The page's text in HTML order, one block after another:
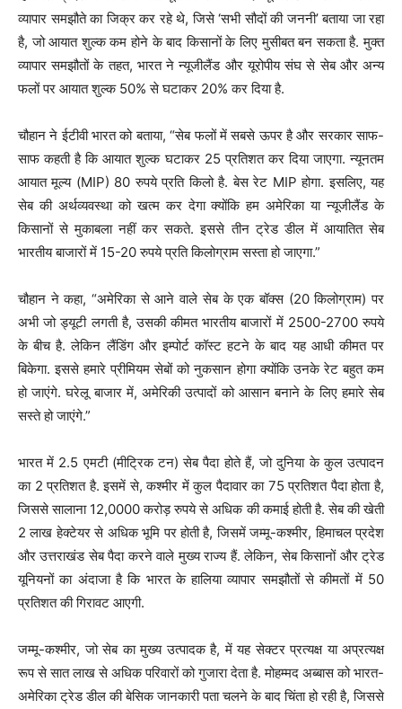
व्यापार समझौते का जिक्र कर रहे थे, जिसे ‘सभी सौदों की जननी’ बताया जा रहा
है, जो आयात शुल्क कम होने के बाद किसानों के लिए मुसीबत बन सकता है. मुक्त
व्यापार समझौतों के तहत, भारत ने न्यूजीलैंड और यूरोपीय संघ से सेब और अन्य
फलों पर आयात शुल्क 50% से घटाकर 20% कर दिया है.
चौहान ने ईटीवी भारत को बताया, “सेब फलों में सबसे ऊपर है और सरकार साफ-
साफ कहती है कि आयात शुल्क घटाकर 25 प्रतिशत कर दिया जाएगा. न्यूनतम
आयात मूल्य (MIP) 80 रुपये प्रति किलो है. बेस रेट MIP होगा. इसलिए, यह
सेब की अर्थव्यवस्था को खत्म कर देगा क्योंकि हम अमेरिका या न्यूजीलैंड के
किसानों से मुकाबला नहीं कर सकते. इससे तीन ट्रेड डील में आयातित सेब
भारतीय बाजारों में 15-20 रुपये प्रति किलोग्राम सस्ता हो जाएगा.”
चौहान ने कहा, “अमेरिका से आने वाले सेब के एक बॉक्स (20 किलोग्राम) पर
अभी जो ड्यूटी लगती है, उसकी कीमत भारतीय बाजारों में 2500-2700 रुपये
के बीच है. लेकिन लैंडिंग और इम्पोर्ट कॉस्ट हटने के बाद यह आधी कीमत पर
बिकेगा. इससे हमारे प्रीमियम सेबों को नुकसान होगा क्योंकि उनके रेट बहुत कम
हो जाएंगे. घरेलू बाजार में, अमेरिकी उत्पादों को आसान बनाने के लिए हमारे सेब
सस्ते हो जाएंगे.”
भारत में 2.5 एमटी (मीट्रिक टन) सेब पैदा होते हैं, जो दुनिया के कुल उत्पादन
का 2 प्रतिशत है. इसमें से, कश्मीर में कुल पैदावार का 75 प्रतिशत पैदा होता है,
जिससे सालाना 12,0000 करोड़ रुपये से अधिक की कमाई होती है. सेब की खेती
2 लाख हेक्टेयर से अधिक भूमि पर होती है, जिसमें जम्मू-कश्मीर, हिमाचल प्रदेश
और उत्तराखंड सेब पैदा करने वाले मुख्य राज्य हैं. लेकिन, सेब किसानों और ट्रेड
यूनियनों का अंदाजा है कि भारत के हालिया व्यापार समझौतों से कीमतों में 50
प्रतिशत की गिरावट आएगी.
जम्मू-कश्मीर, जो सेब का मुख्य उत्पादक है, में यह सेक्टर प्रत्यक्ष या अप्रत्यक्ष
रूप से सात लाख से अधिक परिवारों को गुजारा देता है. मोहम्मद अब्बास को भारत-
अमेरिका ट्रेड डील की बेसिक जानकारी पता चलने के बाद चिंता हो रही है, जिससे